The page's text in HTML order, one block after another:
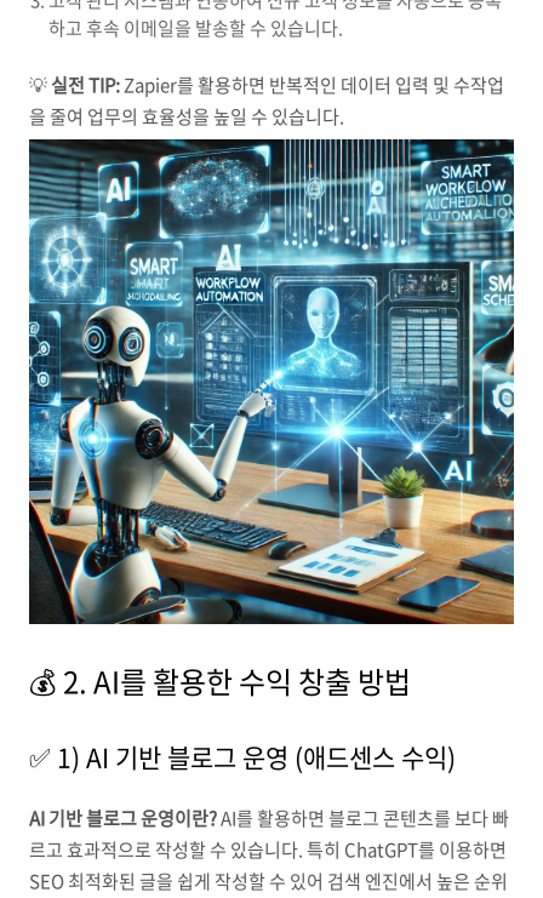
하고 후속 이메일을 발송할 수 있습니다.
💡실전 TIP:Zapier를 활용하면 반복적인 데이터 입력 및 수작업
을 줄여 업무의 효율성을 높일 수 있습니다.
💰 2. AI를 활용한 수익 창출 방법
✅ 1) AI 기반 블로그 운영 (애드센스 수익)
AI 기반 블로그 운영이란?AI를 활용하면 블로그 콘텐츠를 보다 빠
르고 효과적으로 작성할 수 있습니다. 특히 ChatGPT를 이용하면
SEO 최적화된 글을 쉽게 작성할 수 있어 검색 엔진에서 높은 순위